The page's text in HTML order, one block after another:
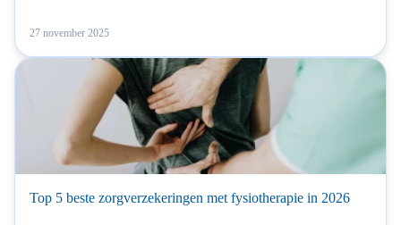
27 november 2025
Top 5 beste zorgverzekeringen met fysiotherapie in 2026